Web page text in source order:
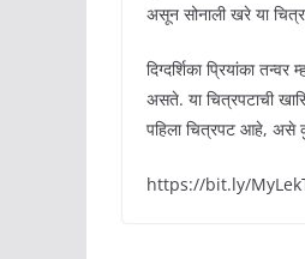
असून सोनाली खरे या
दिग्दर्शिका प्रियांका
असते. या चित्रपटाची
पहिला चित्रपट आहे, असे
https://bit.ly/